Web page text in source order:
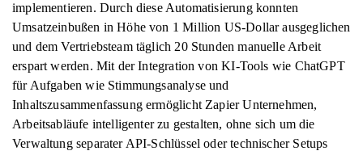
implementieren. Durch diese Automatisierung konnten
Umsatzeinbußen in Höhe von 1 Million US-Dollar ausgeglichen
und dem Vertriebsteam täglich 20 Stunden manuelle Arbeit
erspart werden. Mit der Integration von KI-Tools wie ChatGPT
für Aufgaben wie Stimmungsanalyse und
Inhaltszusammenfassung ermöglicht Zapier Unternehmen,
Arbeitsabläufe intelligenter zu gestalten, ohne sich um die
Verwaltung separater API-Schlüssel oder technischer Setups